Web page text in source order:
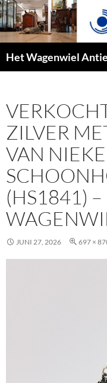
Het Wagenwiel
ZILVER
VAN
(HS1841)
JUNI 27, 2026 697 ×